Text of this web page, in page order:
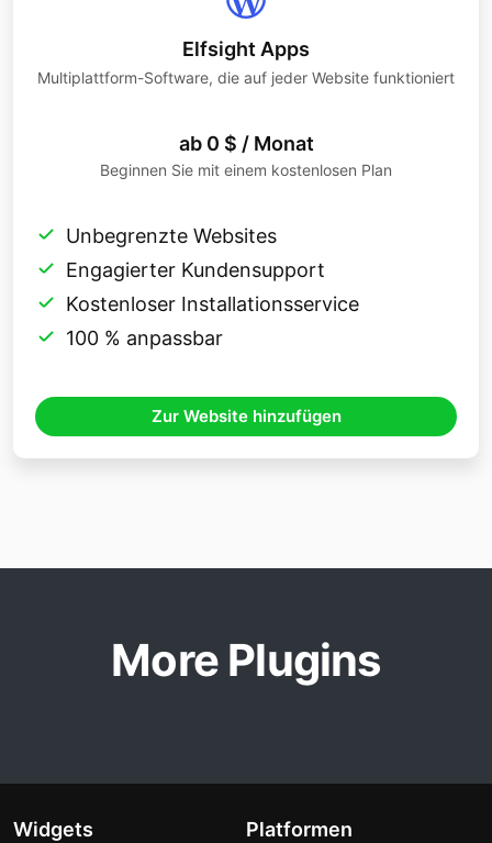
Elfsight Apps
Multiplattform-Software, die auf jeder Website funktioniert
ab 0 $ / Monat
Beginnen Sie mit einem kostenlosen Plan
Unbegrenzte Websites
Engagierter Kundensupport
Kostenloser Installationsservice
100 % anpassbar
Zur Website hinzufügen
More Plugins
Widgets Platformen